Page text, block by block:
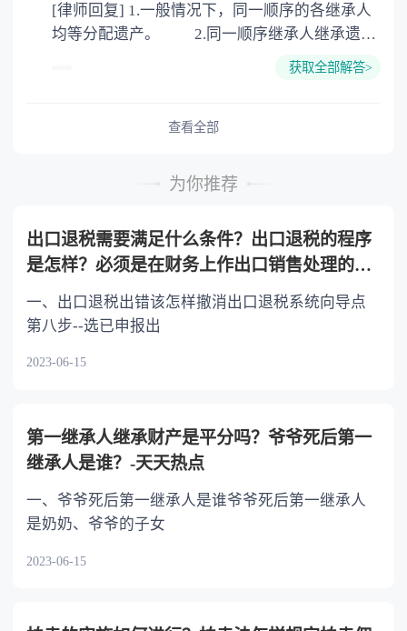
公证。
[律师回复] 1.一般情况下，同一顺序的各继承人
均等分配遗产。 2.同一顺序继承人继承遗产
或者与被继承人共同生活的继承人，分配遗产
的继承人，不尽扶养义务的，分配遗产时，应当
获取全部解答>
查看全部
为你推荐
出口退税需要满足什么条件？出口退税的程序
是怎样？必须是在财务上作出口销售处理的货
物吗？
一、出口退税出错该怎样撤消出口退税系统向导点
第八步--选已申报出
2023-06-15
第一继承人继承财产是平分吗？爷爷死后第一
继承人是谁？-天天热点
一、爷爷死后第一继承人是谁爷爷死后第一继承人
是奶奶、爷爷的子女
2023-06-15